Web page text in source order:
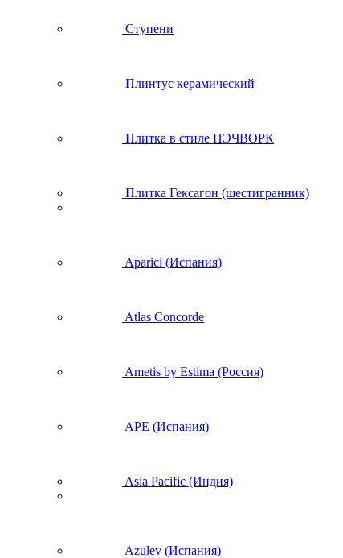
Ступени
Плинтус керамический
Плитка в стиле ПЭЧВОРК
Плитка Гексагон (шестигранник)
Aparici (Испания)
Atlas Concorde
Ametis by Estima (Россия)
APE (Испания)
Asia Pacific (Индия)
Azulev (Испания)